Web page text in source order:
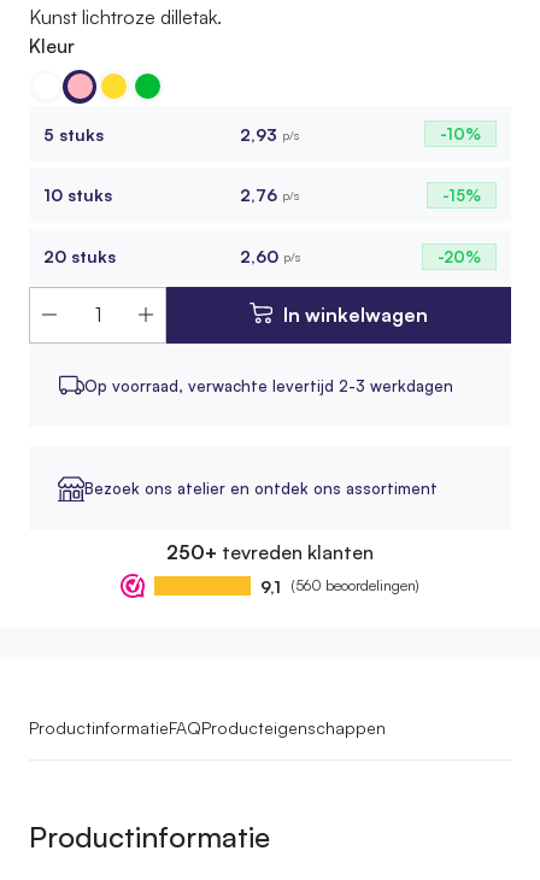
Kunst lichtroze dilletak.
Kleur
5 stuks 2,93 p/s -10%
10 stuks 2,76 p/s -15%
20 stuks 2,60 p/s -20%
In winkelwagen
Op voorraad, verwachte levertijd 2-3 werkdagen
Bezoek ons atelier en ontdek ons assortiment
250+ tevreden klanten
9,1 (560 beoordelingen)
ProductinformatieFAQProducteigenschappen
Productinformatie